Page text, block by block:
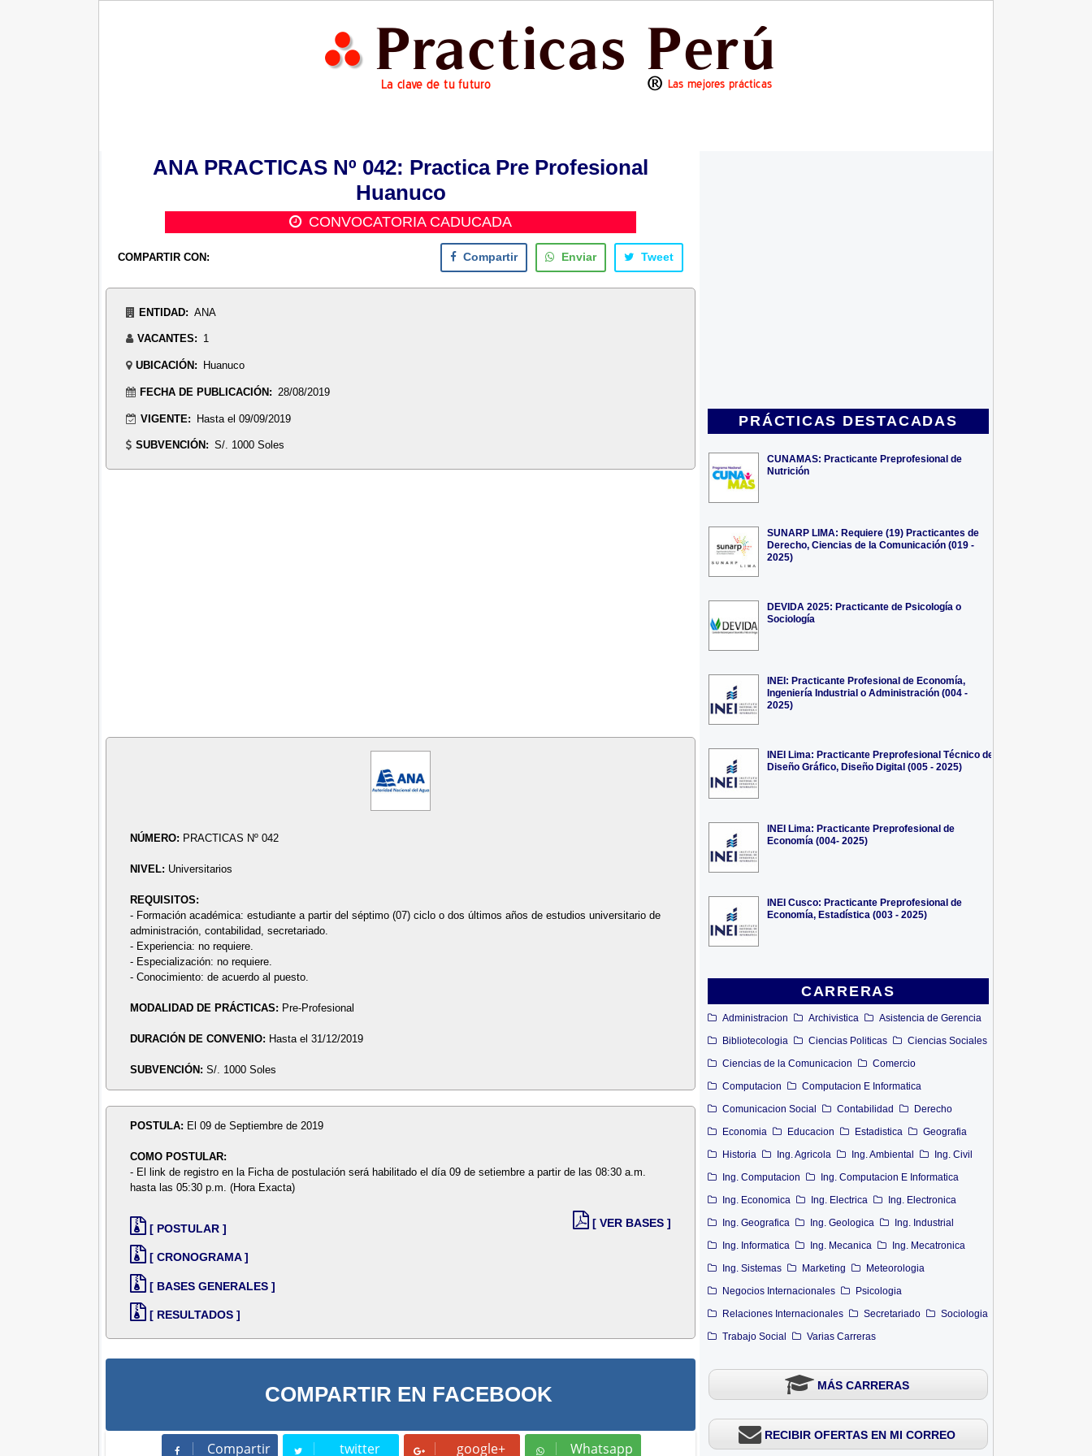
PRÁCTICAS DESTACADAS
CUNAMAS: Practicante Preprofesional de
Nutrición
SUNARP LIMA: Requiere (19) Practicantes de
Derecho, Ciencias de la Comunicación (019 -
2025)
DEVIDA 2025: Practicante de Psicología o
Sociología
INEI: Practicante Profesional de Economía,
Ingeniería Industrial o Administración (004 -
2025)
INEI Lima: Practicante Preprofesional Técnico de
Diseño Gráfico, Diseño Digital (005 - 2025)
INEI Lima: Practicante Preprofesional de
Economía (004- 2025)
INEI Cusco: Practicante Preprofesional de
Economía, Estadística (003 - 2025)
CARRERAS
Administracion Archivistica
Asistencia de Gerencia
Bibliotecologia
Ciencias Politicas
Ciencias Sociales
Ciencias de la Comunicacion
Comercio
Computacion
Computacion E Informatica
Comunicacion Social
Contabilidad
Derecho
Economia
Educacion Estadistica
Geografia
Historia
Ing. Agricola Ing. Ambiental
Ing. Civil
Ing. Computacion
Ing. Computacion E Informatica
Ing. Economica
Ing. Electrica
Ing. Electronica
Ing. Geografica
Ing. Geologica
Ing. Industrial
Ing. Informatica
Ing. Mecanica
Ing. Mecatronica
Ing. Sistemas
Marketing
Meteorologia
Negocios Internacionales
Psicologia
Relaciones Internacionales
Secretariado
Sociologia
Trabajo Social
Varias Carreras
MÁS CARRERAS
RECIBIR OFERTAS EN MI CORREO
ANA PRACTICAS Nº 042: Practica Pre Profesional
Huanuco
CONVOCATORIA CADUCADA
COMPARTIR CON: Compartir Enviar Tweet
ENTIDAD: ANA
VACANTES: 1
UBICACIÓN: Huanuco
FECHA DE PUBLICACIÓN: 28/08/2019
VIGENTE: Hasta el 09/09/2019
SUBVENCIÓN: S/. 1000 Soles
NÚMERO: PRACTICAS Nº 042
NIVEL: Universitarios
REQUISITOS:
- Formación académica: estudiante a partir del séptimo (07) ciclo o dos últimos años de estudios universitario de
administración, contabilidad, secretariado.
- Experiencia: no requiere.
- Especialización: no requiere.
- Conocimiento: de acuerdo al puesto.
MODALIDAD DE PRÁCTICAS: Pre-Profesional
DURACIÓN DE CONVENIO: Hasta el 31/12/2019
SUBVENCIÓN:S/. 1000 Soles
POSTULA: El 09 de Septiembre de 2019
COMO POSTULAR:
- El link de registro en la Ficha de postulación será habilitado el día 09 de setiembre a partir de las 08:30 a.m.
hasta las 05:30 p.m. (Hora Exacta)
[ POSTULAR ]
[ CRONOGRAMA ]
[ BASES GENERALES ]
[ RESULTADOS ]
[ VER BASES ]
COMPARTIR EN FACEBOOK
Compartir
Compartir twitter
Tweet google+ Whatsapp
Whatsapp